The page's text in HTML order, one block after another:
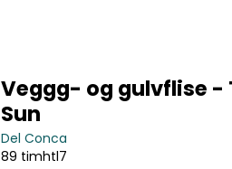
Veggg- og gulvflise -
Sun
Del Conca
89 timhtl7